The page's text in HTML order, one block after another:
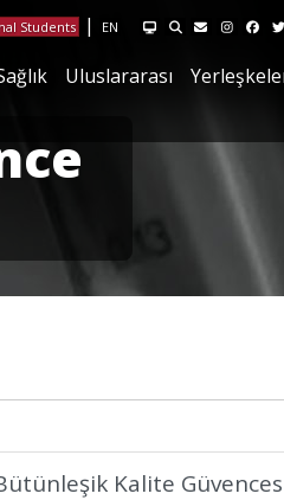
HUYSISSite içi arama
Hacettepe
Students | EN
Uluslararası
Kalite